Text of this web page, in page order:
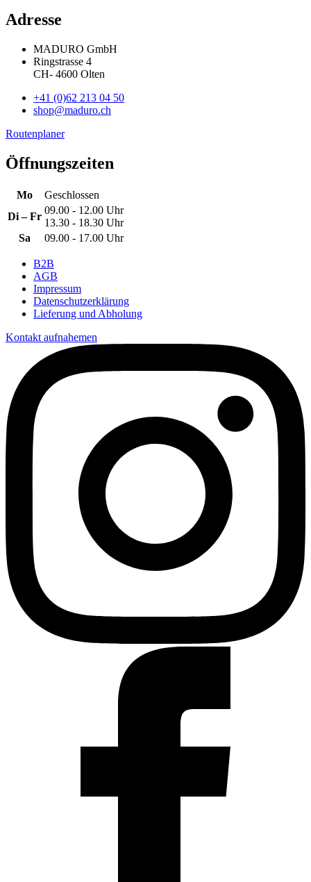
Adresse
MADURO GmbH
Ringstrasse 4
CH- 4600 Olten
+41 (0)62 213 04 50
shop@maduro.ch
Routenplaner
Öffnungszeiten
Mo
Geschlossen
Di – Fr
09.00 - 12.00 Uhr
13.30 - 18.30 Uhr
Sa
09.00 - 17.00 Uhr
B2B
AGB
Impressum
Datenschutzerklärung
Lieferung und Abholung
Kontakt aufnahemen